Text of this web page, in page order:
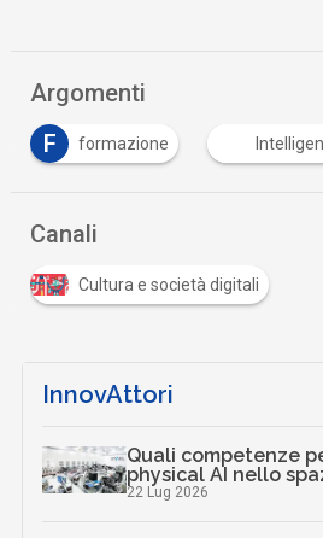
Argomenti
Intelligenza Artificiale M
Canali
Cultura e società digitali
InnovAttori
Quali competenze
physical AI nello
22 Lug 2026